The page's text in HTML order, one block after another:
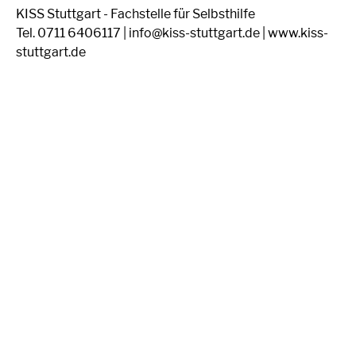
KISS Stuttgart - Fachstelle für Selbsthilfe
Tel. 0711 6406117 | info@kiss-stuttgart.de | www.kiss-
stuttgart.de